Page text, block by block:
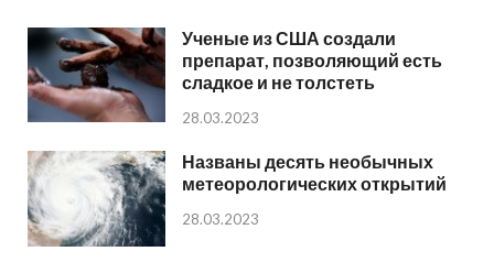
Ученые из США создали
препарат, позволяющий есть
сладкое и не толстеть
28.03.2023
Названы десять необычных
метеорологических открытий
28.03.2023